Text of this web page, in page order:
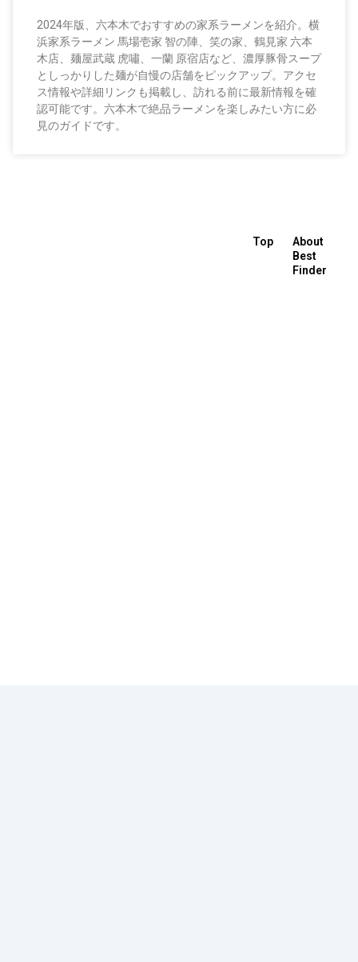
2024年版、六本木でおすすめの家系ラーメンを紹介。横
浜家系ラーメン 馬場壱家 智の陣、笑の家、鶴見家 六本
木店、麺屋武蔵 虎嘯、一蘭 原宿店など、濃厚豚骨スープ
としっかりした麺が自慢の店舗をピックアップ。アクセ
ス情報や詳細リンクも掲載し、訪れる前に最新情報を確
認可能です。六本木で絶品ラーメンを楽しみたい方に必
見のガイドです。
Top
About
Best
Finder